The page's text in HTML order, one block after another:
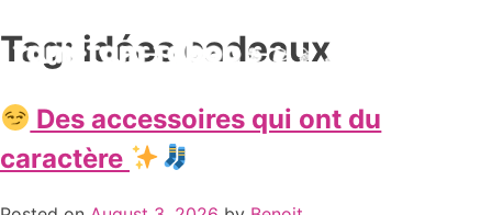
Tag: idées cadeaux
Des accessoires qui ont du
caractère